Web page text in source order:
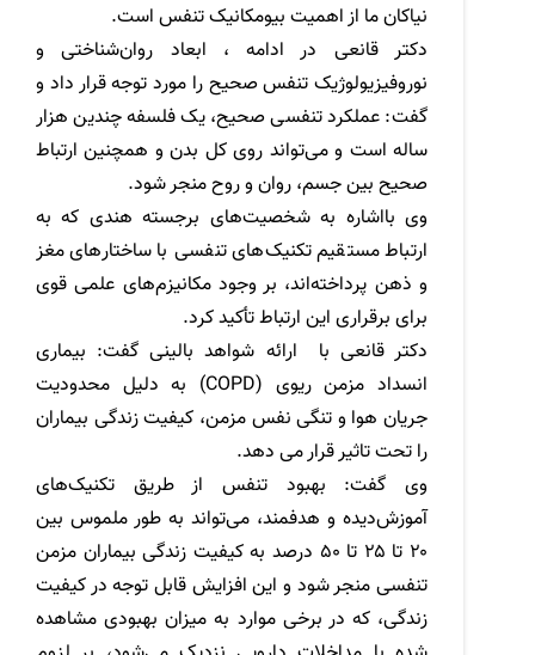
نیاکان ما از اهمیت بیومکانیک تنفس است.
دکتر قانعی در ادامه ، ابعاد روان‌شناختی و
نوروفیزیولوژیک تنفس صحیح را مورد توجه قرار داد و
گفت: عملکرد تنفسی صحیح، یک فلسفه چندین هزار
ساله است و می‌تواند روی کل بدن و همچنین ارتباط
صحیح بین جسم، روان و روح منجر شود.
وی بااشاره به شخصیت‌های برجسته هندی که به
ارتباط مستقیم تکنیک‌های تنفسی با ساختارهای مغز
و ذهن پرداخته‌اند، بر وجود مکانیزم‌های علمی قوی
برای برقراری این ارتباط تأکید کرد.
دکتر قانعی با ارائه شواهد بالینی گفت: بیماری
انسداد مزمن ریوی(COPD)به دلیل محدودیت
جریان هوا و تنگی نفس مزمن، کیفیت زندگی بیماران
را تحت تاثیر قرار می دهد.
وی گفت: بهبود تنفس از طریق تکنیک‌های
آموزش‌دیده و هدفمند، می‌تواند به طور ملموس بین
۲۰ تا ۲۵ تا ۵۰ درصد به کیفیت زندگی بیماران مزمن
تنفسی منجر شود و این افزایش قابل توجه در کیفیت
زندگی، که در برخی موارد به میزان بهبودی مشاهده